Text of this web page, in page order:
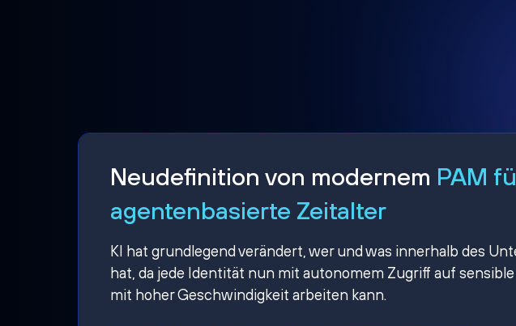
Neudefinition von modernem PAM
agentenbasierte Zeitalter
KI hat grundlegend verändert, wer und was innerhalb des
hat, da jede Identität nun mit autonomem Zugriff auf
mit hoher Geschwindigkeit arbeiten kann.